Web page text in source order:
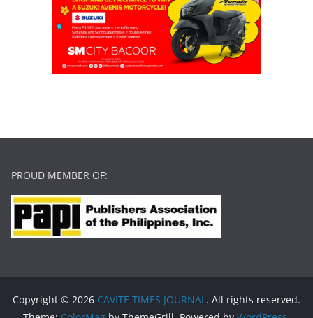
PROUD MEMBER OF:
Copyright © 2026 CAVITE TIMES JOURNAL. All rights reserved.